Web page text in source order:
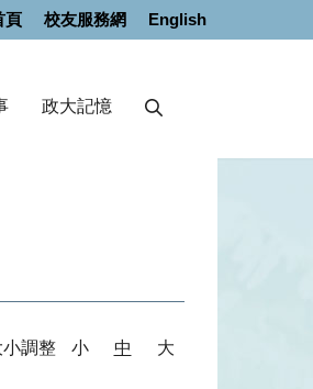
政大記憶
頁 校友服務網 English
調整 小 中
大